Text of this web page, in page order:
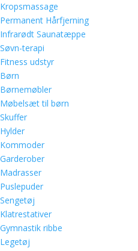
Kropsmassage
Permanent Hårfjerning
Infrarødt Saunatæppe
Søvn-terapi
Fitness udstyr
Børn
Børnemøbler
Møbelsæt til børn
Skuffer
Hylder
Kommoder
Garderober
Madrasser
Puslepuder
Sengetøj
Klatrestativer
Gymnastik ribbe
Legetøj